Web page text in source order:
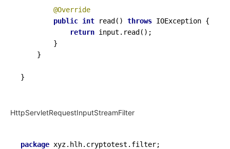
@Override
public int read () throws IOException {
return input.read();
        }
    }
HttpServletRequestInputStreamFilter
package xyz.hlh.cryptotest.filter;